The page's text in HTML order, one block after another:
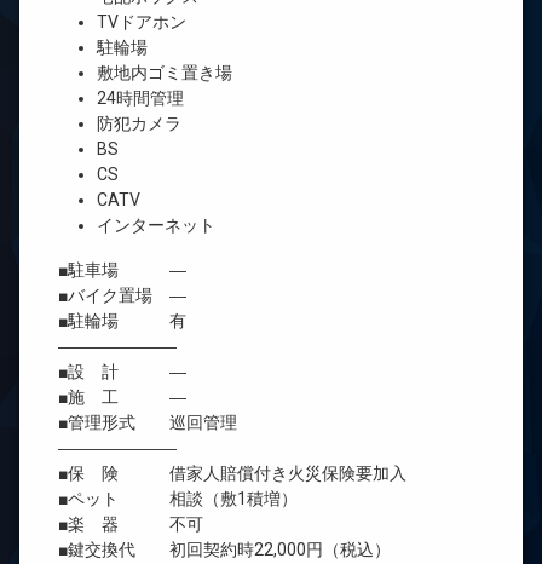
TVドアホン
駐輪場
敷地内ゴミ置き場
24時間管理
防犯カメラ
BS
CS
CATV
インターネット
■駐車場 ―
■バイク置場 ―
■駐輪場 有
―――――――
■設 計 ―
■施 工 ―
■管理形式 巡回管理
―――――――
■保 険 借家人賠償付き火災保険要加入
■ペット 相談（敷1積増）
■楽 器 不可
■鍵交換代 初回契約時22,000円（税込）